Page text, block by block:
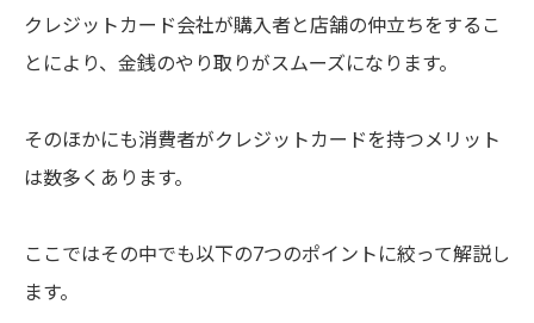
クレジットカード会社が購入者と店舗の仲立ちをするこ
とにより、金銭のやり取りがスムーズになります。
そのほかにも消費者がクレジットカードを持つメリット
は数多くあります。
ここではその中でも以下の7つのポイントに絞って解説し
ます。